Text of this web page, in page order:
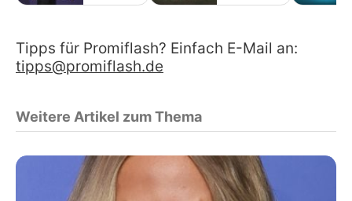
Tipps für Promiflash? Einfach E-Mail an:
tipps@promiflash.de
Weitere Artikel zum Thema